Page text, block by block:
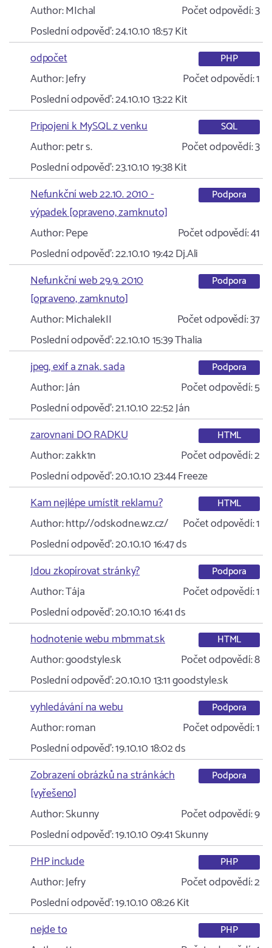
Author:MIchal Počet odpovědí:3
Poslední odpověď:24.10.10 18:57Kit
odpočet
PHP
Author:Jefry Počet odpovědí:1
Poslední odpověď:24.10.10 13:22Kit
Pripojeni k MySQL z venku
SQL
Author:petr s. Počet odpovědí:3
Poslední odpověď:23.10.10 19:38Kit
Nefunkční web 22.10. 2010 -
výpadek [opraveno, zamknuto]
Podpora
Author:Pepe Počet odpovědí:41
Poslední odpověď:22.10.10 19:42Dj.Ali
Nefunkční web 29.9. 2010
[opraveno, zamknuto]
Podpora
Author:MichalekII Počet odpovědí:37
Poslední odpověď:22.10.10 15:39Thalia
jpeg, exif a znak. sada
Podpora
Author:Ján Počet odpovědí:5
Poslední odpověď:21.10.10 22:52Ján
zarovnani DO RADKU
HTML
Author:zakk1n Počet odpovědí:2
Poslední odpověď:20.10.10 23:44Freeze
Kam nejlépe umístit reklamu?
HTML
Author:http://odskodne.wz.cz/ Počet odpovědí:1
Poslední odpověď:20.10.10 16:47ds
Jdou zkopírovat stránky?
Podpora
Author:Tája Počet odpovědí:1
Poslední odpověď:20.10.10 16:41ds
hodnotenie webu mbmmat.sk
HTML
Author:goodstyle.sk Počet odpovědí:8
Poslední odpověď:20.10.10 13:11goodstyle.sk
vyhledávání na webu
Podpora
Author:roman Počet odpovědí:1
Poslední odpověď:19.10.10 18:02ds
Zobrazení obrázků na stránkách
[vyřešeno]
Podpora
Author:Skunny Počet odpovědí:9
Poslední odpověď:19.10.10 09:41Skunny
PHP include
PHP
Author:Jefry Počet odpovědí:2
Poslední odpověď:19.10.10 08:26Kit
nejde to
PHP